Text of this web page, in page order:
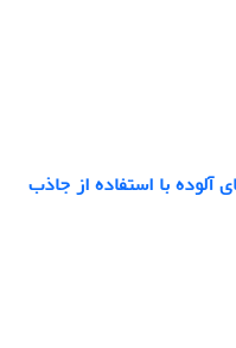
با استفاده از جاذب